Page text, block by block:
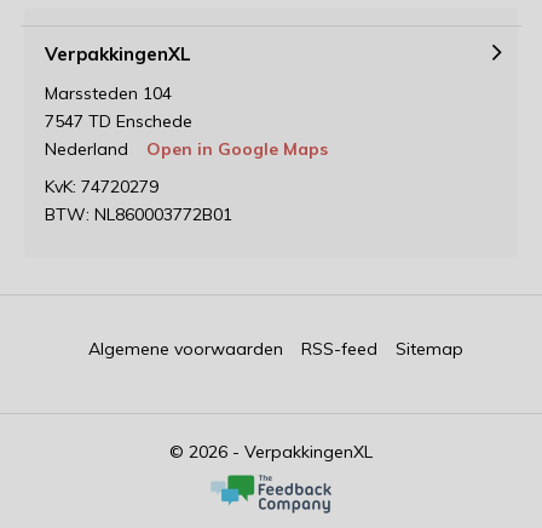
VerpakkingenXL
Marssteden 104
7547 TD Enschede
Nederland
Open in Google Maps
KvK: 74720279
BTW: NL860003772B01
© 2026 - VerpakkingenXL
Algemene voorwaarden RSS-feed Sitemap